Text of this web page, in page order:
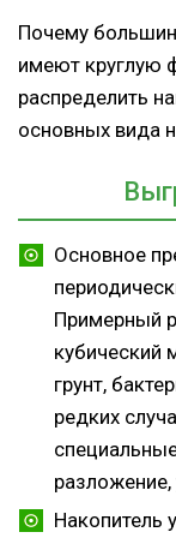
Почему
имеют круглую
распределить
основных вида
Основное
Примерный
кубический
грунт,
редких
разложение,
Накопитель